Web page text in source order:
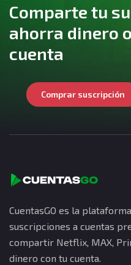
Comparte tu
ahorra dinero
cuenta
Comprar suscripción
CuentasGO es la
suscripciones a cuentas
compartir Netflix, MAX,
dinero con tu cuenta.